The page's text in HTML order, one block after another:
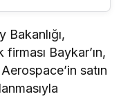
Baykar’ın,
satın